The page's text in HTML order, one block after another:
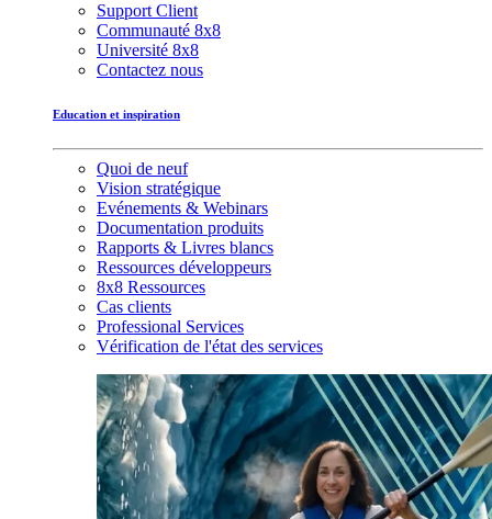
Support Client
Communauté 8x8
Université 8x8
Contactez nous
Education et inspiration
Quoi de neuf
Vision stratégique
Evénements & Webinars
Documentation produits
Rapports & Livres blancs
Ressources développeurs
8x8 Ressources
Cas clients
Professional Services
Vérification de l'état des services